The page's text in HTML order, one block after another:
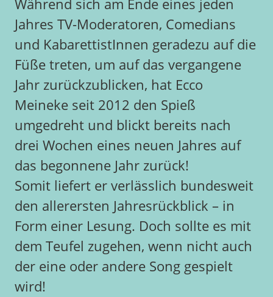
Während sich am Ende eines jeden
Jahres TV-Moderatoren, Comedians
und KabarettistInnen geradezu auf die
Füße treten, um auf das vergangene
Jahr zurückzublicken, hat Ecco
Meineke seit 2012 den Spieß
umgedreht und blickt bereits nach
drei Wochen eines neuen Jahres auf
das begonnene Jahr zurück!
Somit liefert er verlässlich bundesweit
den allerersten Jahresrückblick – in
Form einer Lesung. Doch sollte es mit
dem Teufel zugehen, wenn nicht auch
der eine oder andere Song gespielt
wird!